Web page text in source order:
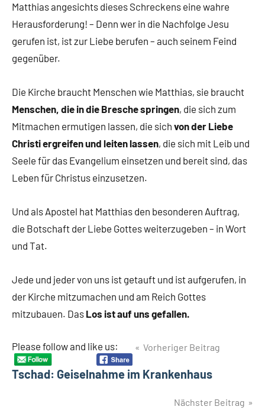
Matthias angesichts dieses Schreckens eine wahre
Herausforderung! – Denn wer in die Nachfolge Jesu
gerufen ist, ist zur Liebe berufen – auch seinem Feind
gegenüber.
Die Kirche braucht Menschen wie Matthias, sie braucht
Menschen, die in die Bresche springen, die sich zum
Mitmachen ermutigen lassen, die sich von der Liebe
Christi ergreifen und leiten lassen, die sich mit Leib und
Seele für das Evangelium einsetzen und bereit sind, das
Leben für Christus einzusetzen.
Und als Apostel hat Matthias den besonderen Auftrag,
die Botschaft der Liebe Gottes weiterzugeben – in Wort
und Tat.
Jede und jeder von uns ist getauft und ist aufgerufen, in
der Kirche mitzumachen und am Reich Gottes
mitzubauen. Das Los ist auf uns gefallen.
Please follow and like us:
BeitragsnavigationVorheriger Beitrag
Tschad: Geiselnahme im Krankenhaus
Nächster Beitrag